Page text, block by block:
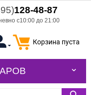
128-48-87
с10:00 до 21:00
Корзина пуста